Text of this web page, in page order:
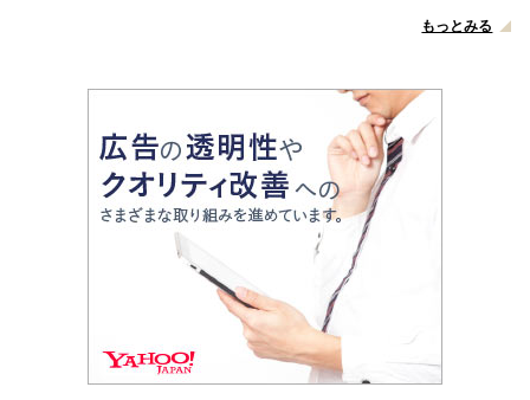
もっとみる